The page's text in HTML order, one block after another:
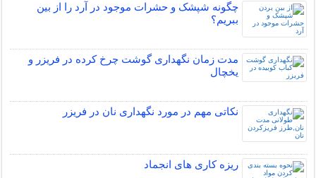
چگونه شپشک و حشرات موجود در آرد را از بین
ببریم؟
مدت زمان نگهداری گوشت چرخ کرده در فریزر و
یخچال
نکاتی مهم در مورد نگهداری نان در فریزر
ریزه کاری های انجماد